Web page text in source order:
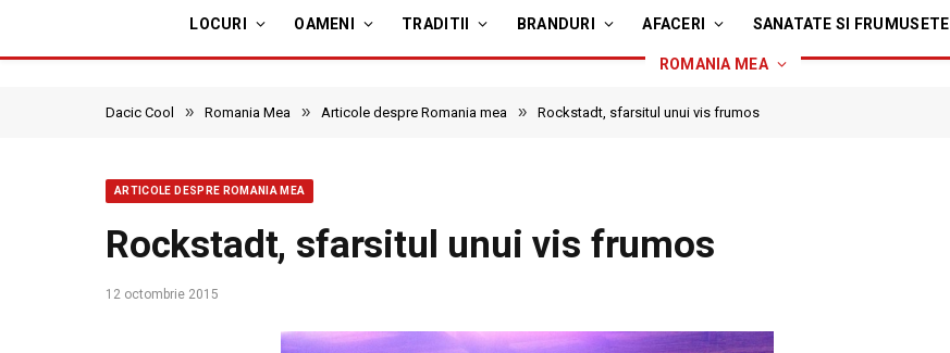
LOCURI OAMENI TRADITII BRANDURI AFACERI SANATATE SI FRUMUSETE
ROMANIA MEA
Dacic Cool » Romania Mea » Articole despre Romania mea » Rockstadt, sfarsitul unui vis frumos
ARTICOLE DESPRE ROMANIA MEA
Rockstadt, sfarsitul unui vis frumos
12 octombrie 2015